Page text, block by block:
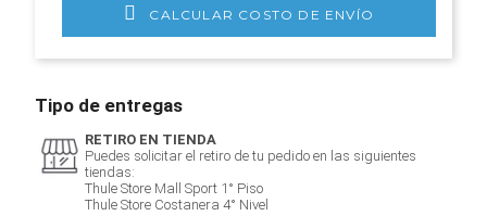
CALCULAR COSTO DE ENVÍO
Tipo de entregas
RETIRO EN TIENDA
Puedes solicitar el retiro de tu pedido en las siguientes
tiendas:
Thule Store Mall Sport 1° Piso
Thule Store Costanera 4° Nivel